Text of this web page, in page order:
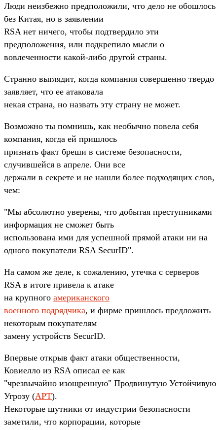
Люди неизбежно предположили, что дело не обошлось
без Китая, но в заявлении
RSA нет ничего, чтобы подтвердило эти
предположения, или подкрепило мысли о
вовлеченности какой-либо другой страны.
Странно выглядит, когда компания совершенно твердо
заявляет, что ее атаковала
некая страна, но назвать эту страну не может.
Возможно ты помнишь, как необычно повела себя
компания, когда ей пришлось
признать факт бреши в системе безопасности,
случившейся в апреле. Они все
держали в секрете и не нашли более подходящих слов,
чем:
"Мы абсолютно уверены, что добытая преступниками
информация не сможет быть
использована ими для успешной прямой атаки ни на
одного покупатели RSA SecurID".
На самом же деле, к сожалению, утечка с серверов
RSA в итоге привела к атаке
на крупного американского
военного подрядчика, и фирме пришлось предложить
некоторым покупателям
замену устройств SecurID.
Впервые открыв факт атаки общественности,
Ковиелло из RSA описал ее как
"чрезвычайно изощренную" Продвинутую Устойчивую
Угрозу (APT).
Некоторые шутники от индустрии безопасности
заметили, что корпорации, которые